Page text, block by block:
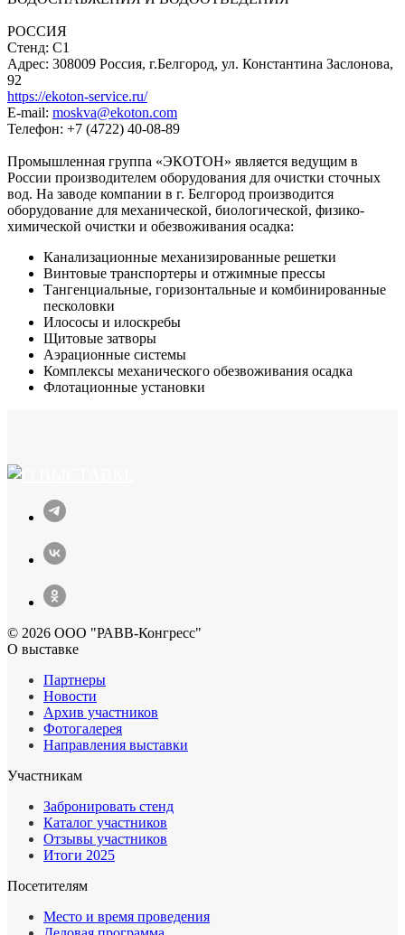
РОССИЯ
Стенд: С1
Адрес: 308009 Россия, г.Белгород, ул. Константина Заслонова,
92
https://ekoton-service.ru/
E-mail: moskva@ekoton.com
Телефон: +7 (4722) 40-08-89
Промышленная группа «ЭКОТОН» является ведущим в
России производителем оборудования для очистки сточных
вод. На заводе компании в г. Белгород производится
оборудование для механической, биологической, физико-
химической очистки и обезвоживания осадка:
Канализационные механизированные решетки
Винтовые транспортеры и отжимные прессы
Тангенциальные, горизонтальные и комбинированные
песколовки
Илососы и илоскребы
Щитовые затворы
Аэрационные системы
Комплексы механического обезвоживания осадка
Флотационные установки
© 2026 ООО "РАВВ-Конгресс"
О выставке
Партнеры
Новости
Архив участников
Фотогалерея
Направления выставки
Участникам
Забронировать стенд
Каталог участников
Отзывы участников
Итоги 2025
Посетителям
Место и время проведения